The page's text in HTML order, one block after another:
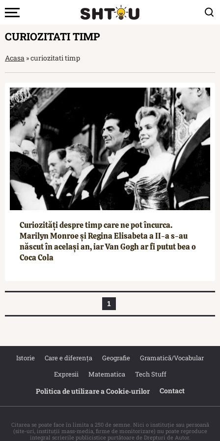
CURIOZITATI TIMP
Acasa »curiozitati timp
Curiozități despre timp care ne pot încurca.
Marilyn Monroe și Regina Elisabeta a II-a s-au
născut în același an, iar Van Gogh ar fi putut bea o
Coca Cola
1
Istorie Care e diferența Geografie
Gramatică/Vocabular
Expresii
Matematica Tech Stuff
Politica de utilizare a Cookie‐urilor Contact
Citarea se poate face în limita a 250 de semne. Nici o instituţie sau persoană
(site-uri, instituţii mass-media, firme de monitorizare) nu poate reproduce
integral scrierile publicistice purtătoare de Drepturi de Autor.